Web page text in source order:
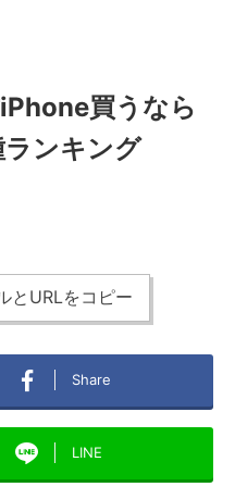
iPhone買うなら
ンキング
とURLをコピー
Share
LINE